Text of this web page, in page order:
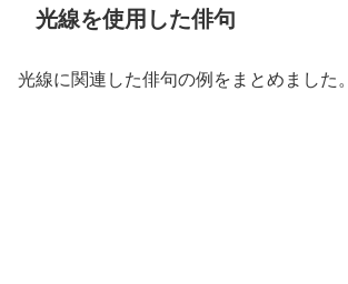
光線を使用した俳句
光線に関連した俳句の例をまとめました。